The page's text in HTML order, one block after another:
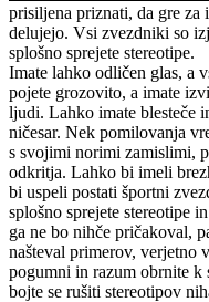
prisiljena priznati, da gre za
delujejo. Vsi zvezdniki so
splošno sprejete stereotipe.
Imate lahko odličen glas, a
pojete grozovito, a imate
ljudi. Lahko imate blesteče
ničesar. Nek pomilovanja
s svojimi norimi zamislimi,
odkritja. Lahko bi imeli
bi uspeli postati športni
splošno sprejete stereotipe
ga ne bo nihče pričakoval,
našteval primerov, verjetno
pogumni in razum obrnite
bojte se rušiti stereotipov